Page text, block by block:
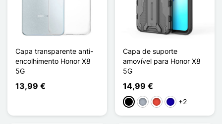
Capa transparente anti-
encolhimento Honor X8
5G
13,99 €
Capa de suporte
amovível para Honor X8
5G
14,99 €
PretoCinzentoVermelhoAzul Escuro
+2